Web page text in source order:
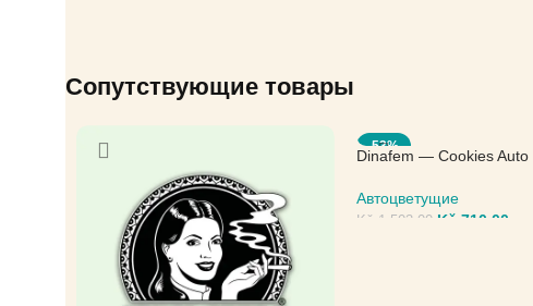
Сопутствующие товары
-53%
Dinafem — Cookies Auto
Автоцветущие
Kč 1.503,00 Kč 710,00